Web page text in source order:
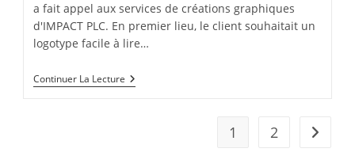
a fait appel aux services de créations graphiques
d'IMPACT PLC. En premier lieu, le client souhaitait un
logotype facile à lire…
Continuer La Lecture Logo
A
1 2 Aller à